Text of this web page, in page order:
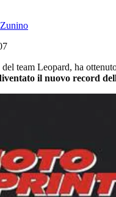
team Leopard, ha
il nuovo record